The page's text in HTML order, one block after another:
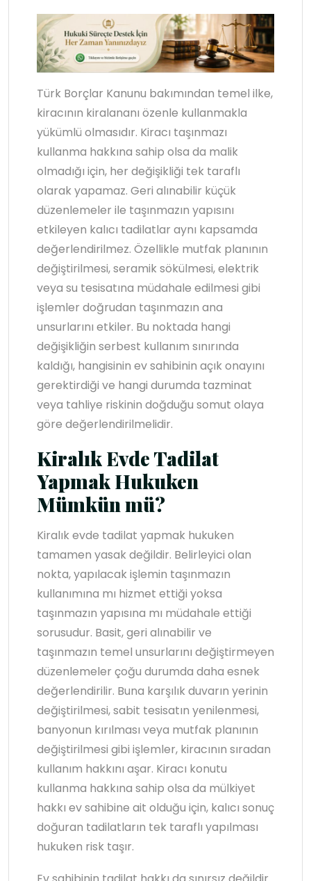
Türk Borçlar Kanunu bakımından temel ilke,
kiracının kiralananı özenle kullanmakla
yükümlü olmasıdır. Kiracı taşınmazı
kullanma hakkına sahip olsa da malik
olmadığı için, her değişikliği tek taraflı
olarak yapamaz. Geri alınabilir küçük
düzenlemeler ile taşınmazın yapısını
etkileyen kalıcı tadilatlar aynı kapsamda
değerlendirilmez. Özellikle mutfak planının
değiştirilmesi, seramik sökülmesi, elektrik
veya su tesisatına müdahale edilmesi gibi
işlemler doğrudan taşınmazın ana
unsurlarını etkiler. Bu noktada hangi
değişikliğin serbest kullanım sınırında
kaldığı, hangisinin ev sahibinin açık onayını
gerektirdiği ve hangi durumda tazminat
veya tahliye riskinin doğduğu somut olaya
göre değerlendirilmelidir.
Kiralık Evde Tadilat
Yapmak Hukuken
Mümkün mü?
Kiralık evde tadilat yapmak hukuken
tamamen yasak değildir. Belirleyici olan
nokta, yapılacak işlemin taşınmazın
kullanımına mı hizmet ettiği yoksa
taşınmazın yapısına mı müdahale ettiği
sorusudur. Basit, geri alınabilir ve
taşınmazın temel unsurlarını değiştirmeyen
düzenlemeler çoğu durumda daha esnek
değerlendirilir. Buna karşılık duvarın yerinin
değiştirilmesi, sabit tesisatın yenilenmesi,
banyonun kırılması veya mutfak planının
değiştirilmesi gibi işlemler, kiracının sıradan
kullanım hakkını aşar. Kiracı konutu
kullanma hakkına sahip olsa da mülkiyet
hakkı ev sahibine ait olduğu için, kalıcı sonuç
doğuran tadilatların tek taraflı yapılması
hukuken risk taşır.